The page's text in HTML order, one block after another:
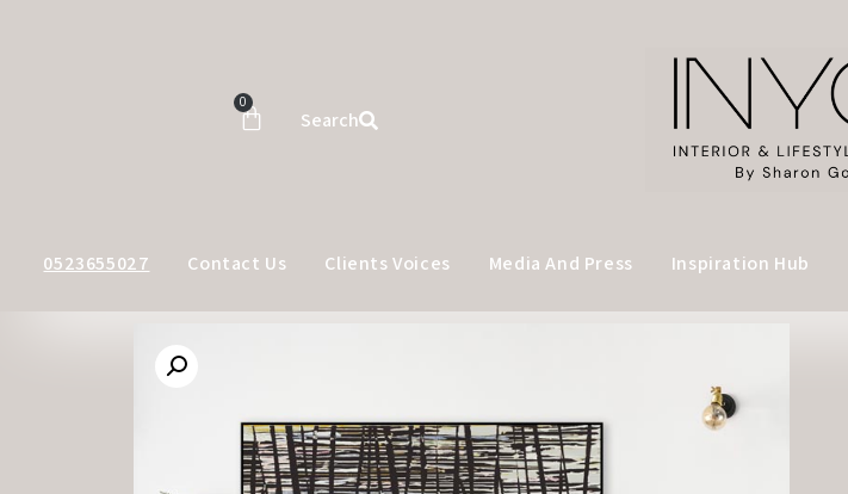
Search
0
Inspiration Hub
Media And Press
Clients Voices
Contact Us
0523655027